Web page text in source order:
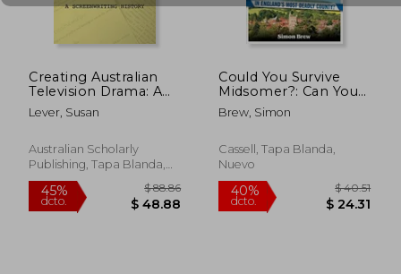
45%
dcto.
$ 55.81
$ 30.69
40%
dcto.
$
$
Creating Australian
Television Drama: A
Screenwriting History
(en Inglés)
Lever, Susan
Australian Scholarly
Publishing, Tapa Blanda,
Nuevo
Could You Survive
Midsomer?: Can You
Avoid a Bizarre Death
in England's Most
(en Inglés)
Brew, Simon
Cassell, Tapa Blanda,
Nuevo